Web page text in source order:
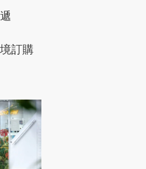
訂購